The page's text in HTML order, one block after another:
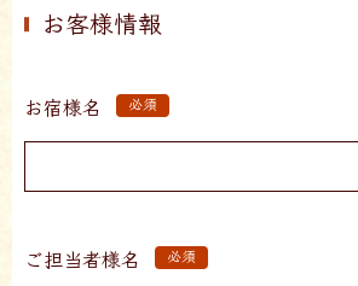
お客様情報
お宿様名 必須
ご担当者様名 必須